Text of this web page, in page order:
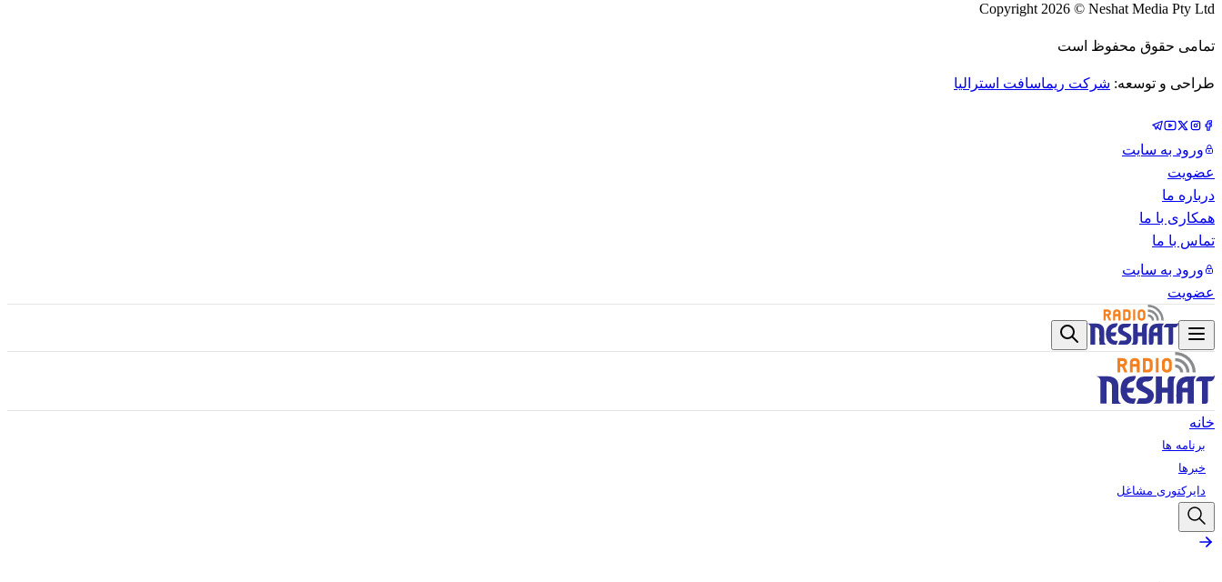
Copyright 2026 © Neshat Media Pty Ltd
تمامی حقوق محفوظ است
طراحی و توسعه: شرکت ریماسافت استرالیا
ورود به سایت
عضویت
درباره ما
همکاری با ما
تماس با ما
ورود به سایت
عضویت
خانه
برنامه ها
خبرها
دایرکتوری مشاغل